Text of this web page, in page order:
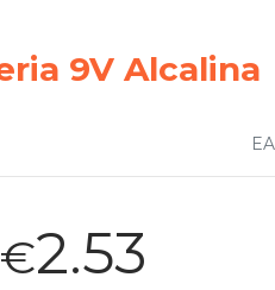
9V Alcalina
€2.53